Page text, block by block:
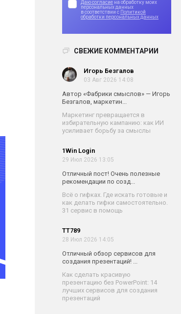
Даю согласие на обработку моих
персональных данных
в соответствии с Политикой
обработки персональных данных
СВЕЖИЕ КОММЕНТАРИИ
Игорь Безгалов
03 Авг 2026 14:08
Автор «Фабрики смыслов» — Игорь
Безгалов, маркетин...
Маркетинг превращается в
избирательную кампанию: как ИИ
усиливает борьбу за смыслы
1Win Login
29 Июл 2026 13:05
Отличный пост! Очень полезные
рекомендации по созд...
Всё о гифках. Где искать готовые и
как делать гифки самостоятельно.
31 сервис в помощь
TT789
28 Июл 2026 14:05
Отличный обзор сервисов для
создания презентаций! ...
Как сделать красивую
презентацию без PowerPoint: 14
лучших сервисов для создания
презентаций